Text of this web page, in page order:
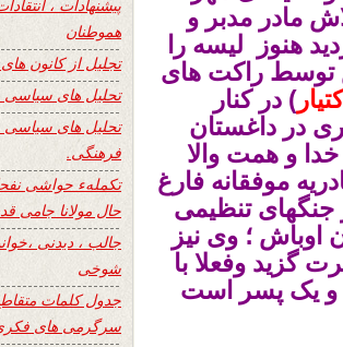
مادر مدبر و
هنوز لیسه را
توسط راکت های
) در کنار
در داغستان
و همت والا
موفقانه فارغ
تنظیمی
اوباش ؛ وی نیز
گزید وفعلا با
و یک پسر است
پیشنهادات ،
هموطنان
تجلیل از کانون
تحلیل های سیاسی
تحلیل های سیاسی
فرهنگی.
تکملهء حواشی
حال مولانا جامی
جالب ، دیدنی
شوخی
جدول کلمات
سرگرمی های